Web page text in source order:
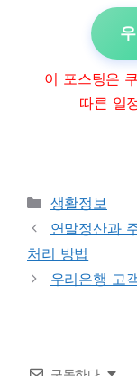
이 포스팅은
따른 일
Categories
생활정보
연말정산과
처리 방법
우리은행 고